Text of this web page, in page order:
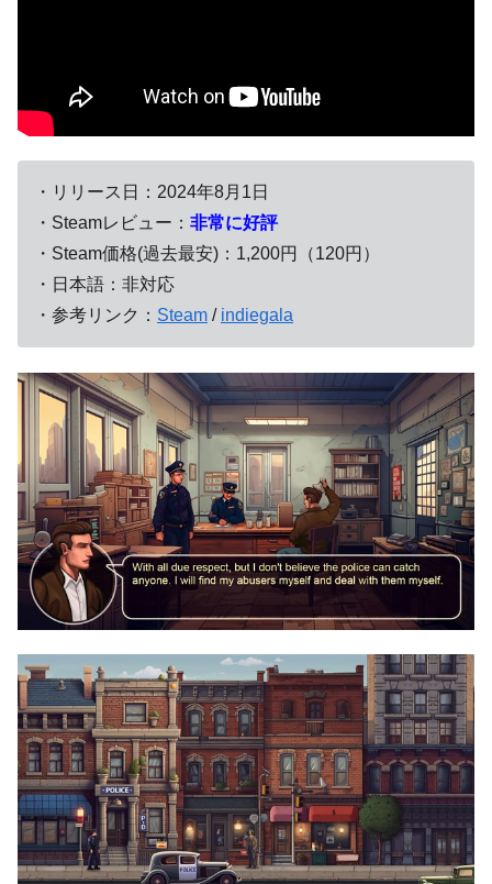
・リリース日：2024年8月1日
・Steamレビュー： 非常に好評
・Steam価格(過去最安)：1,200円（120円）
・日本語：非対応
・参考リンク： Steam / indiegala